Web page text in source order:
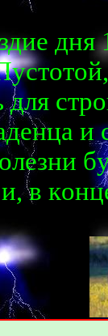
дня
и, в